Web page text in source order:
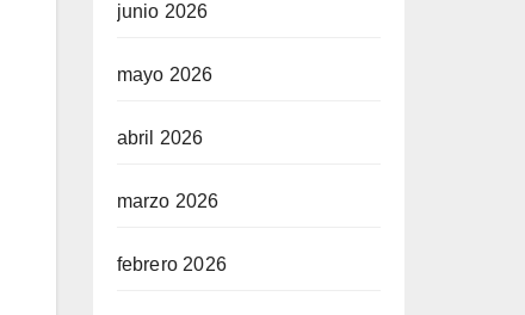
junio 2026
mayo 2026
abril 2026
marzo 2026
febrero 2026